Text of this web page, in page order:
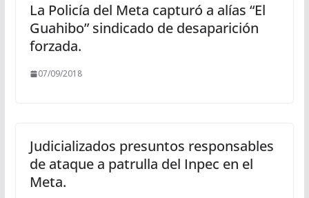
La Policía del Meta capturó a alías “El
Guahibo” sindicado de desaparición
forzada.
07/09/2018
Judicializados presuntos responsables
de ataque a patrulla del Inpec en el
Meta.